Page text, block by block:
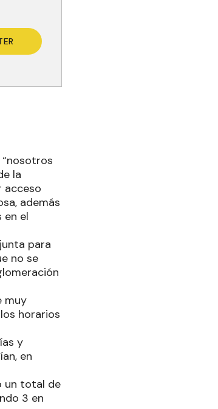
la
acceso
además
en el
para
no se
muy
horarios
y
en
un total de
3 en